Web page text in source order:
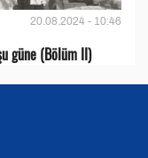
20.08.2024 - 10:46
güne (Bölüm II)